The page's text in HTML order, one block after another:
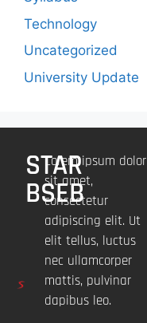
Technology
Uncategorized
University Update
STAR
BSEB
Lorem ipsum dolor
sit amet,
consectetur
adipiscing elit. Ut
elit tellus, luctus
nec ullamcorper
mattis, pulvinar
dapibus leo.